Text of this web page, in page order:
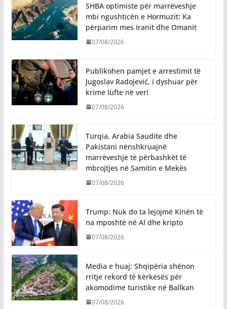
SHBA optimiste për marrëveshje
mbi ngushticën e Hormuzit: Ka
përparim mes Iranit dhe Omanit
07/08/2026
Publikohen pamjet e arrestimit të
Jugoslav Radojević, i dyshuar për
krime lufte në veri
07/08/2026
Turqia, Arabia Saudite dhe
Pakistani nënshkruajnë
marrëveshje të përbashkët të
mbrojtjes në Samitin e Mekës
07/08/2026
Trump: Nuk do ta lejojmë Kinën të
na mposhtë në Al dhe kripto
07/08/2026
Media e huaj: Shqipëria shënon
rritje rekord të kërkesës për
akomodime turistike në Ballkan
07/08/2026